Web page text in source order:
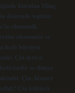
kurulan Ming
dönemde toplum
ekonomik
ekonomisi ve
hızlı büyüyen
Çin ayrıca
ve dünya
Çin, hizmet
Çin kültürü